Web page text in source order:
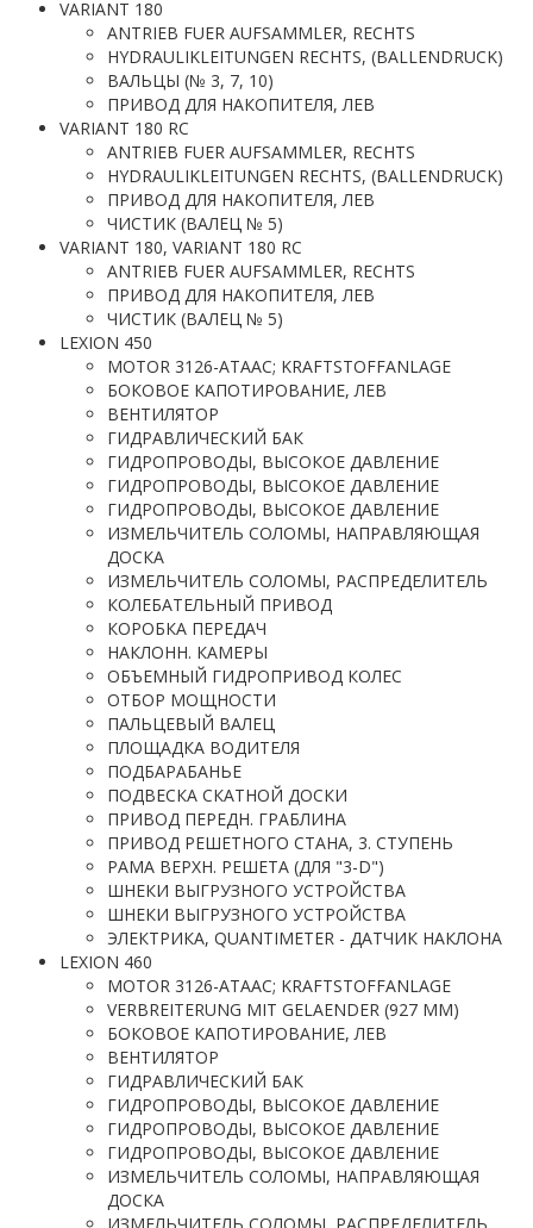
VARIANT 180
ANTRIEB FUER AUFSAMMLER, RECHTS
HYDRAULIKLEITUNGEN RECHTS, (BALLENDRUCK)
ВАЛЬЦЫ (№ 3, 7, 10)
ПРИВОД ДЛЯ НАКОПИТЕЛЯ, ЛЕВ
VARIANT 180 RC
ANTRIEB FUER AUFSAMMLER, RECHTS
HYDRAULIKLEITUNGEN RECHTS, (BALLENDRUCK)
ПРИВОД ДЛЯ НАКОПИТЕЛЯ, ЛЕВ
ЧИСТИК (ВАЛЕЦ № 5)
VARIANT 180, VARIANT 180 RC
ANTRIEB FUER AUFSAMMLER, RECHTS
ПРИВОД ДЛЯ НАКОПИТЕЛЯ, ЛЕВ
ЧИСТИК (ВАЛЕЦ № 5)
LEXION 450
MOTOR 3126-ATAAC; KRAFTSTOFFANLAGE
БОКОВОЕ КАПОТИРОВАНИЕ, ЛЕВ
ВЕНТИЛЯТОР
ГИДРАВЛИЧЕСКИЙ БАК
ГИДРОПРОВОДЫ, ВЫСОКОЕ ДАВЛЕНИЕ
ГИДРОПРОВОДЫ, ВЫСОКОЕ ДАВЛЕНИЕ
ГИДРОПРОВОДЫ, ВЫСОКОЕ ДАВЛЕНИЕ
ИЗМЕЛЬЧИТЕЛЬ СОЛОМЫ, НАПРАВЛЯЮЩАЯ
ДОСКА
ИЗМЕЛЬЧИТЕЛЬ СОЛОМЫ, РАСПРЕДЕЛИТЕЛЬ
КОЛЕБАТЕЛЬНЫЙ ПРИВОД
КОРОБКА ПЕРЕДАЧ
НАКЛОНН. КАМЕРЫ
ОБЪЕМНЫЙ ГИДРОПРИВОД КОЛЕС
ОТБОР МОЩНОСТИ
ПАЛЬЦЕВЫЙ ВАЛЕЦ
ПЛОЩАДКА ВОДИТЕЛЯ
ПОДБАРАБАНЬЕ
ПОДВЕСКА СКАТНОЙ ДОСКИ
ПРИВОД ПЕРЕДН. ГРАБЛИНА
ПРИВОД РЕШЕТНОГО СТАНА, 3. СТУПЕНЬ
РАМА ВЕРХН. РЕШЕТА (ДЛЯ "3-D")
ШНЕКИ ВЫГРУЗНОГО УСТРОЙСТВА
ШНЕКИ ВЫГРУЗНОГО УСТРОЙСТВА
ЭЛЕКТРИКА, QUANTIMETER - ДАТЧИК НАКЛОНА
LEXION 460
MOTOR 3126-ATAAC; KRAFTSTOFFANLAGE
VERBREITERUNG MIT GELAENDER (927 MM)
БОКОВОЕ КАПОТИРОВАНИЕ, ЛЕВ
ВЕНТИЛЯТОР
ГИДРАВЛИЧЕСКИЙ БАК
ГИДРОПРОВОДЫ, ВЫСОКОЕ ДАВЛЕНИЕ
ГИДРОПРОВОДЫ, ВЫСОКОЕ ДАВЛЕНИЕ
ГИДРОПРОВОДЫ, ВЫСОКОЕ ДАВЛЕНИЕ
ИЗМЕЛЬЧИТЕЛЬ СОЛОМЫ, НАПРАВЛЯЮЩАЯ
ДОСКА